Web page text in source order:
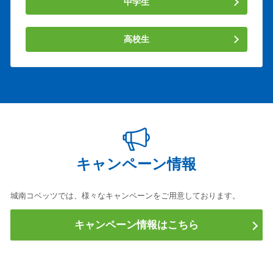
高校生
キャンペーン情報
城南コベッツでは、様々なキャンペーンをご用意しております。
キャンペーン情報はこちら